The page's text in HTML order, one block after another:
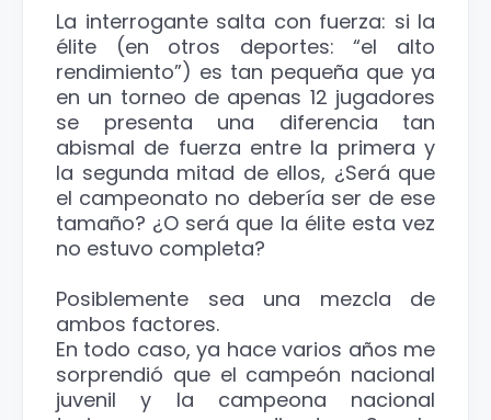
La interrogante salta con fuerza: si la
élite (en otros deportes: “el alto
rendimiento”) es tan pequeña que ya
en un torneo de apenas 12 jugadores
se presenta una diferencia tan
abismal de fuerza entre la primera y
la segunda mitad de ellos, ¿Será que
el campeonato no debería ser de ese
tamaño? ¿O será que la élite esta vez
no estuvo completa?
Posiblemente sea una mezcla de
ambos factores.
En todo caso, ya hace varios años me
sorprendió que el campeón nacional
juvenil y la campeona nacional